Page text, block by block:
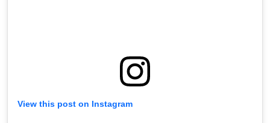
View this post on Instagram